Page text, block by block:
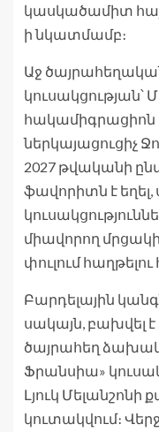
կասկածամիտ
ի նկատմամբ։
Աջ
հակամիգրացիոն
ներկայացուցիչ
2027 թվականի
ֆավորիտն է
միավորող
փուլում
Բարդելային
սակայն, բախվել է
ծայրահեղ
Ֆրանսիա»
Լյուկ
կուտակվում։